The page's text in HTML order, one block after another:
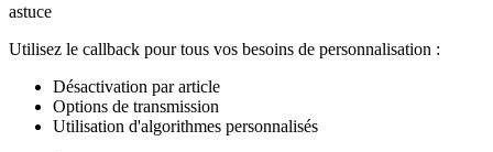
astuce
Utilisez le callback pour tous vos besoins de personnalisation :
Désactivation par article
Options de transmission
Utilisation d'algorithmes personnalisés